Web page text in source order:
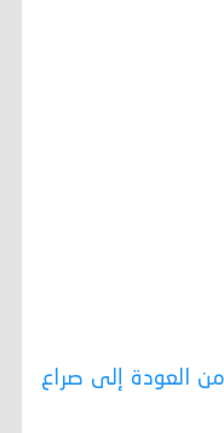
من العودة إلى صراع